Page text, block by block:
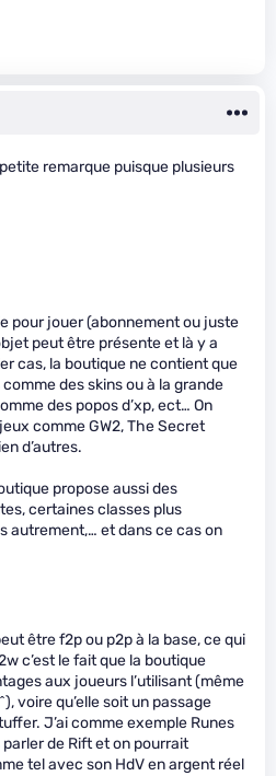
remarque puisque plusieurs
pour jouer (abonnement ou juste
peut être présente et là y a
cas, la boutique ne contient que
des skins ou à la grande
des popos d’xp, ect… On
comme GW2, The Secret
d’autres.
propose aussi des
certaines classes plus
autrement,… et dans ce cas on
être f2p ou p2p à la base, ce qui
c’est le fait que la boutique
aux joueurs l’utilisant (même
voire qu’elle soit un passage
J’ai comme exemple Runes
parler de Rift et on pourrait
tel avec son HdV en argent réel